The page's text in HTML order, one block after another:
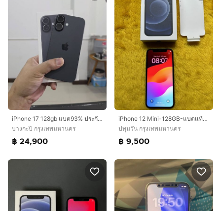
iPhone 17 128gb แบต93% ประกันศูนย์ถึง19/9/69
บางกะปิ กรุงเทพมหานคร
฿ 24,900
iPhone 12 Mini-128GB-แบตเเท้เดิมติดมากับเครื่อง
ปทุมวัน กรุงเทพมหานคร
฿ 9,500